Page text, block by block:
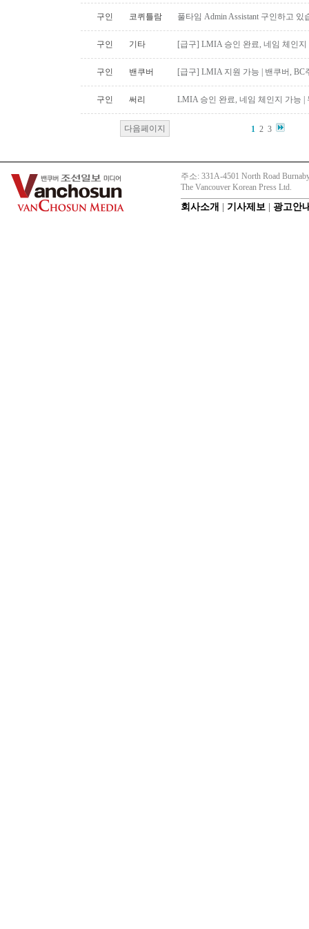
구인 코퀴틀람 풀타임 Admin Assistant 구인하고 있
구인 기타 [급구] LMIA 승인 완료, 네임 체인
구인 밴쿠버 [급구] LMIA 지원 가능 | 밴쿠버,
구인 써리 LMIA 승인 완료, 네임 체인지 가능 |
다음페이지 1 2 3
주소: 331A-4501 North Road
The Vancouver Korean Press Ltd.
회사소개 기사제보 광고안